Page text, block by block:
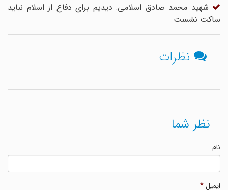
شهید محمد صادق اسلامی: دیدیم برای دفاع از اسلام نباید
ساکت نشست
نظرات
نظر شما
ایمیل*